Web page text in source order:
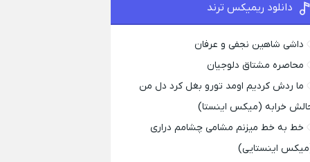
دانلود ریمیکس ترند
داشی شاهین نجفی و عرفان
محاصره مشتاق دلوجیان
ما ردش کردیم اومد تورو بغل کرد دل من
خرابه (میکس اینستا)
خط به خط میزنم مشامی چشامم دراری
اینستایی)